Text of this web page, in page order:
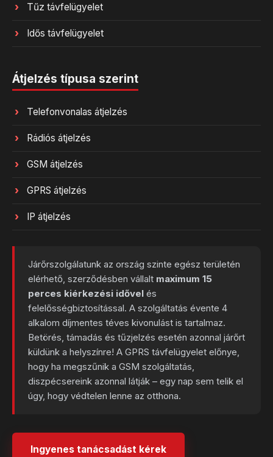
Tűz távfelügyelet
Idős távfelügyelet
Átjelzés típusa szerint
Telefonvonalas átjelzés
Rádiós átjelzés
GSM átjelzés
GPRS átjelzés
IP átjelzés
Járőrszolgálatunk az ország szinte egész területén
elérhető, szerződésben vállalt maximum 15
perces kiérkezési idővel és
felelősségbiztosítással. A szolgáltatás évente 4
alkalom díjmentes téves kivonulást is tartalmaz.
Betörés, támadás és tűzjelzés esetén azonnal járőrt
küldünk a helyszínre! A GPRS távfelügyelet előnye,
hogy ha megszűnik a GSM szolgáltatás,
diszpécsereink azonnal látják – egy nap sem telik el
úgy, hogy védtelen lenne az otthona.
Ingyenes tanácsadást kérek